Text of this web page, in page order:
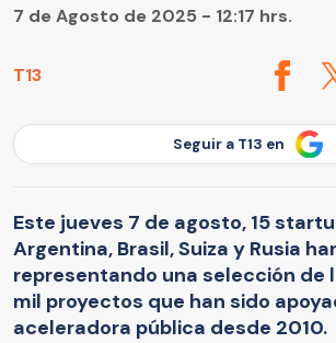
T13
7 de Agosto de 2025 - 12:17 hrs.
Seguir a T13 en
Este jueves 7 de agosto, 15
Argentina, Brasil, Suiza y Rusia
representando una selección de
mil proyectos que han sido
aceleradora pública desde 2010.